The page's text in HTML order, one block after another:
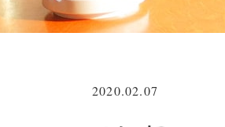
2020.02.07